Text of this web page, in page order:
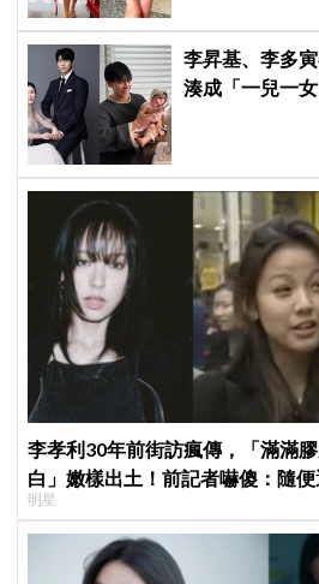
李昇基、李多
湊成「一兒一
李孝利30年前街訪瘋傳，「滿滿
白」嫩樣出土！前記者嚇傻：隨便
傳奇
明星